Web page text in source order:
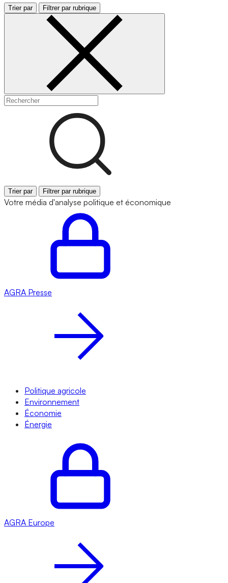
Trier par Filtrer par rubrique
Trier par Filtrer par rubrique
Votre média d'analyse politique et économique
AGRA Presse
Politique agricole
Environnement
Économie
Énergie
AGRA Europe